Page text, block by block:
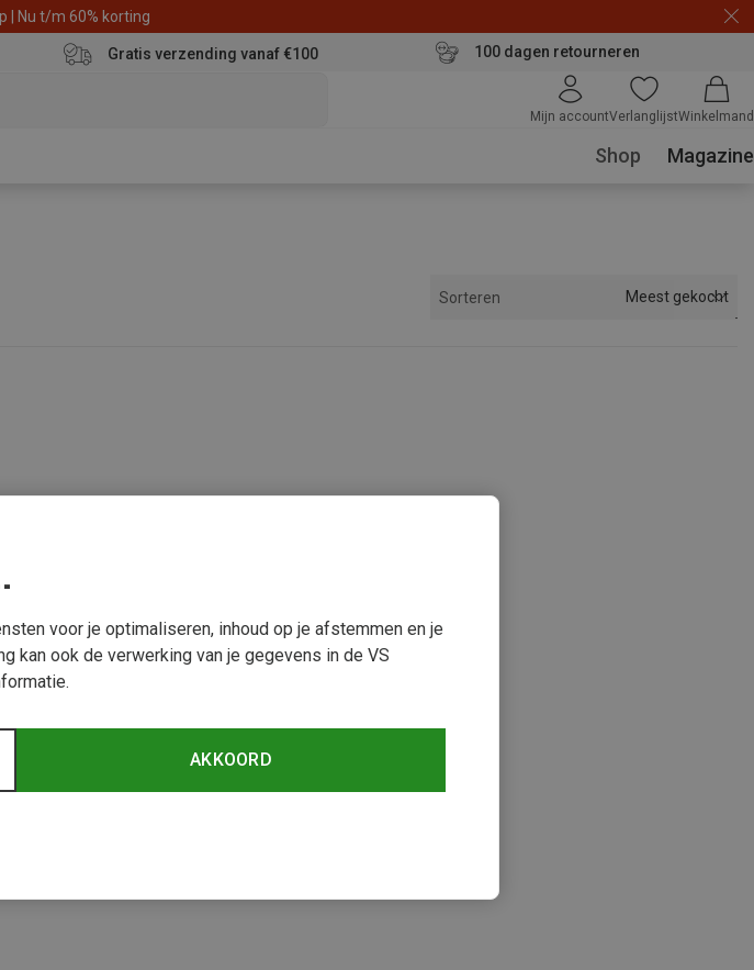
| Nu t/m 60% korting
Gratis verzending vanaf €100 100 dagen retourneren
Mijn accountVerlanglijstWinkelmand
Shop Magazine
Sorteren Meest gekocht
voor je optimaliseren, inhoud op je afstemmen en je
kan ook de verwerking van je gegevens in de VS
AKKOORD